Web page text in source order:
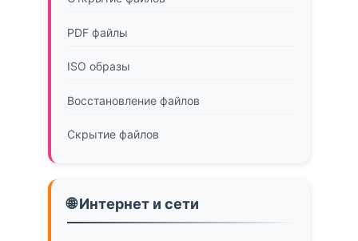
PDF файлы
ISO образы
Восстановление файлов
Скрытие файлов
🌐 Интернет и сети